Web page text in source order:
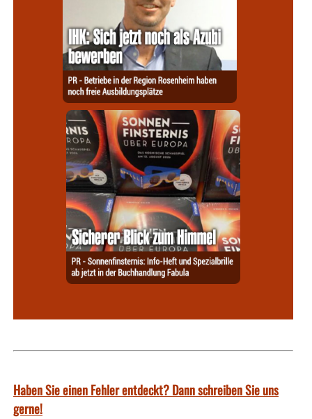
Haben Sie einen Fehler entdeckt? Dann schreiben Sie uns
gerne!